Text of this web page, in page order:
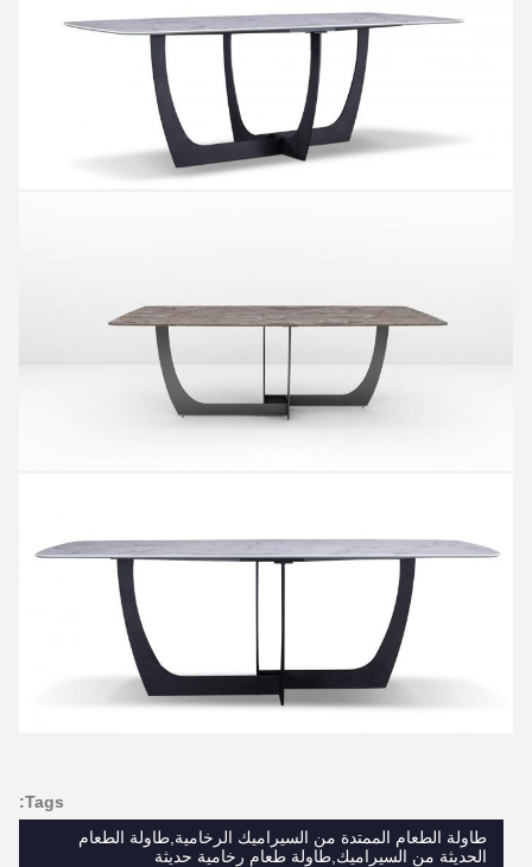
Tags:
طاولة الطعام الممتدة من السيراميك الرخامية,طاولة الطعام
الحديثة من السيراميك,طاولة طعام رخامية حديثة